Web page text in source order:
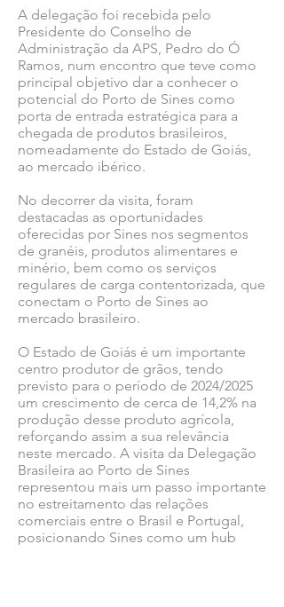
A delegação foi recebida pelo
Presidente do Conselho de
Administração da APS, Pedro do Ó
Ramos, num encontro que teve como
principal objetivo dar a conhecer o
potencial do Porto de Sines como
porta de entrada estratégica para a
chegada de produtos brasileiros,
nomeadamente do Estado de Goiás,
ao mercado ibérico.
No decorrer da visita, foram
destacadas as oportunidades
oferecidas por Sines nos segmentos
de granéis, produtos alimentares e
minério, bem como os serviços
regulares de carga contentorizada, que
conectam o Porto de Sines ao
mercado brasileiro.
O Estado de Goiás é um importante
centro produtor de grãos, tendo
previsto para o período de 2024/2025
um crescimento de cerca de 14,2% na
produção desse produto agrícola,
reforçando assim a sua relevância
neste mercado. A visita da Delegação
Brasileira ao Porto de Sines
representou mais um passo importante
no estreitamento das relações
comerciais entre o Brasil e Portugal,
posicionando Sines como um hub